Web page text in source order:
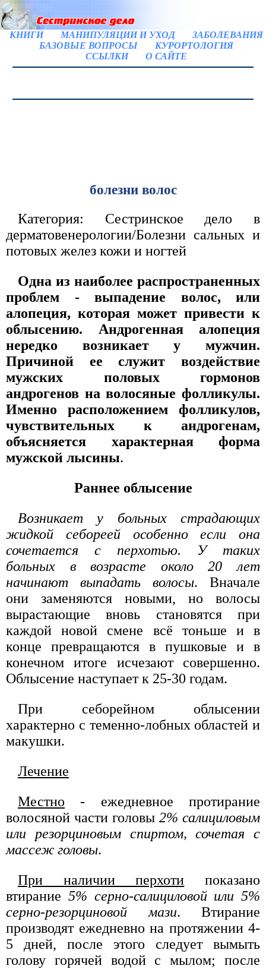
КНИГИ МАНИПУЛЯЦИИ И УХОД
ЗАБОЛЕВАНИЯ
БАЗОВЫЕ ВОПРОСЫ
КУРОРТОЛОГИЯ
ССЫЛКИ
О САЙТЕ
болезни волос
Категория: Сестринское дело в
дерматовенерологии/Болезни сальных и
потовых желез кожи и ногтей
Одна из наиболее распространенных
проблем - выпадение волос, или
алопеция, которая может привести к
облысению. Андрогенная алопеция
нередко возникает у мужчин.
Причиной ее служит воздействие
мужских половых гормонов
андрогенов на волосяные фолликулы.
Именно расположением фолликулов,
чувствительных к андрогенам,
объясняется характерная форма
мужской лысины.
Раннее облысение
Возникает у больных страдающих
жидкой себореей особенно если она
сочетается с перхотью. У таких
больных в возрасте около 20 лет
начинают выпадать волосы. Вначале
они заменяются новыми, но волосы
вырастающие вновь становятся при
каждой новой смене всё тоньше и в
конце превращаются в пушковые и в
конечном итоге исчезают совершенно.
Облысение наступает к 25-30 годам.
При себорейном облысении
характерно с теменно-лобных областей и
макушки.
Лечение
Местно - ежедневное протирание
волосяной части головы 2% салициловым
или резорциновым спиртом, сочетая с
массеж головы.
При наличии перхоти показано
втирание 5% серно-салициловой или 5%
серно-резорциновой мази. Втирание
производят ежедневно на протяжении 4-
5 дней, после этого следует вымыть
голову горячей водой с мылом; после